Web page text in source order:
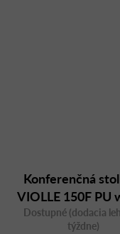
Konferenčná
VIOLLE 150F PU
otočná
Dostupné (dodacia
týždne)